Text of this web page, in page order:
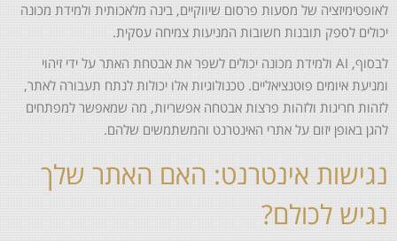
לאופטימיזציה של מסעות פרסום שיווקיים, בינה מלאכותית ולמידת מכונה
יכולים לספק תובנות חשובות המניעות צמיחה עסקית.
לבסוף, AI ולמידת מכונה יכולים לשפר את אבטחת האתר על ידי זיהוי
ומניעת איומים פוטנציאליים. טכנולוגיות אלו יכולות לנתח תעבורה לאתר,
לזהות חריגות ולזהות פרצות אבטחה אפשריות, מה שמאפשר למפתחים
להגן באופן יזום על אתרי האינטרנט והמשתמשים שלהם.
נגישות אינטרנט: האם האתר שלך
נגיש לכולם?